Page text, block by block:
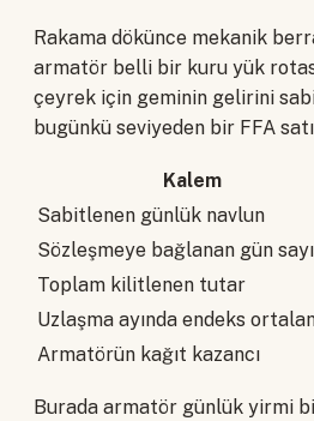
Rakama dökünce mekanik
armatör belli bir kuru yük
çeyrek için geminin gelirini
bugünkü seviyeden bir FFA
Kalem
Sabitlenen günlük navlun
Sözleşmeye bağlanan gün
Toplam kilitlenen tutar
Uzlaşma ayında endeks
Armatörün kağıt kazancı
Burada armatör günlük yirmi